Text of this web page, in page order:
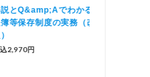
でわかる 電子
存制度の実務（改訂
円
「資産承継」
No.44）